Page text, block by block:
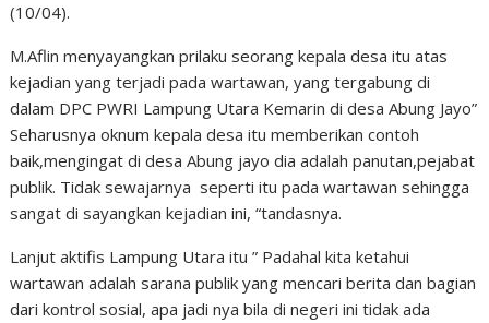
(10/04).
M.Aflin menyayangkan prilaku seorang kepala desa itu atas
kejadian yang terjadi pada wartawan, yang tergabung di
dalam DPC PWRI Lampung Utara Kemarin di desa Abung Jayo”
Seharusnya oknum kepala desa itu memberikan contoh
baik,mengingat di desa Abung jayo dia adalah panutan,pejabat
publik. Tidak sewajarnya seperti itu pada wartawan sehingga
sangat di sayangkan kejadian ini, “tandasnya.
Lanjut aktifis Lampung Utara itu ” Padahal kita ketahui
wartawan adalah sarana publik yang mencari berita dan bagian
dari kontrol sosial, apa jadi nya bila di negeri ini tidak ada